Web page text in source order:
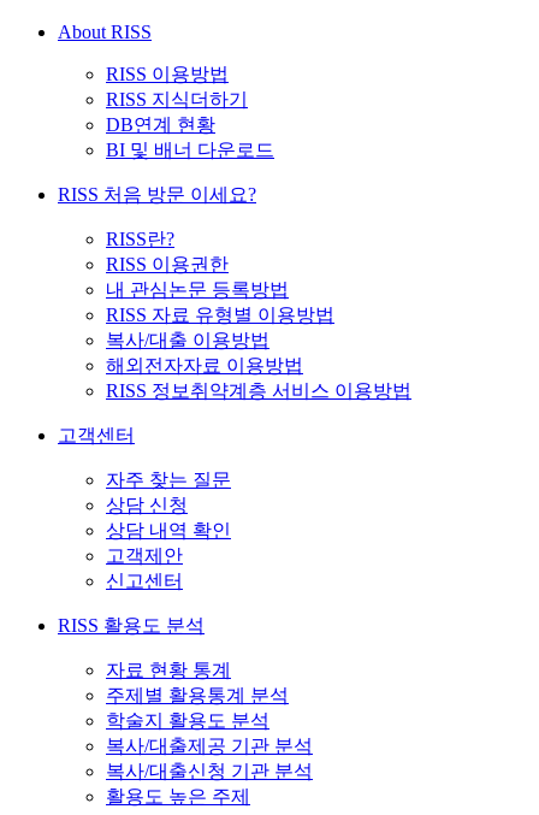
About RISS
RISS 이용방법
RISS 지식더하기
DB연계 현황
BI 및 배너 다운로드
RISS 처음 방문 이세요?
RISS란?
RISS 이용권한
내 관심논문 등록방법
RISS 자료 유형별 이용방법
복사/대출 이용방법
해외전자자료 이용방법
RISS 정보취약계층 서비스 이용방법
고객센터
자주 찾는 질문
상담 신청
상담 내역 확인
고객제안
신고센터
RISS 활용도 분석
자료 현황 통계
주제별 활용통계 분석
학술지 활용도 분석
복사/대출제공 기관 분석
복사/대출신청 기관 분석
활용도 높은 주제